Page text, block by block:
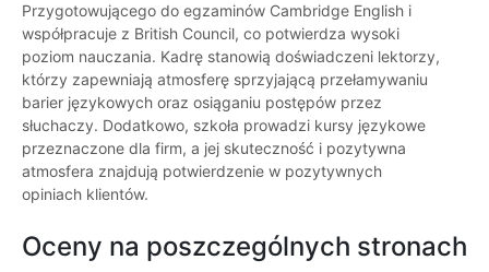
Przygotowującego do egzaminów Cambridge English i
współpracuje z British Council, co potwierdza wysoki
poziom nauczania. Kadrę stanowią doświadczeni lektorzy,
którzy zapewniają atmosferę sprzyjającą przełamywaniu
barier językowych oraz osiąganiu postępów przez
słuchaczy. Dodatkowo, szkoła prowadzi kursy językowe
przeznaczone dla firm, a jej skuteczność i pozytywna
atmosfera znajdują potwierdzenie w pozytywnych
opiniach klientów.
Oceny na poszczególnych stronach